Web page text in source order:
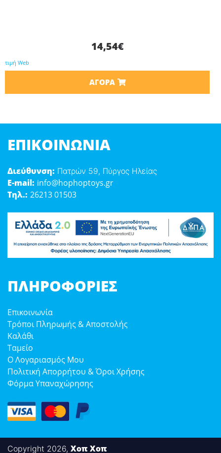
14,54€
τιμή Web
ΑΓΟΡΆ
ΕΠΙΚΟΙΝΩΝΊΑ
Διεύθυνση: Πατρών 59, Πύργος Ηλείας
E-mail: info@hophoptoys.gr
Τηλ.: 26213 01503
ΠΛΗΡΟΦΟΡΊΕΣ
Επικοινωνία
Τρόποι Πληρωμής & Αποστολής
Καλάθι
Ταμείο
Ο Λογαριασμός Μου
Πολιτική Απορρήτου & Όροι Χρήσης
Φόρμα Υπαναχώρησης
Copyright 2026, Χοπ Χοπ